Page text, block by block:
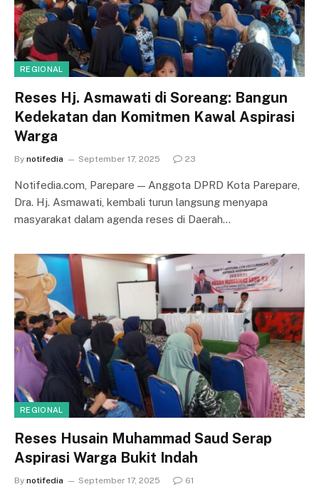
REGIONAL
Reses Hj. Asmawati di Soreang: Bangun
Kedekatan dan Komitmen Kawal Aspirasi
Warga
By notifedia September 17, 2025 23
Notifedia.com, Parepare — Anggota DPRD Kota Parepare,
Dra. Hj. Asmawati, kembali turun langsung menyapa
masyarakat dalam agenda reses di Daerah…
REGIONAL
Reses Husain Muhammad Saud Serap
Aspirasi Warga Bukit Indah
By notifedia September 17, 2025 61